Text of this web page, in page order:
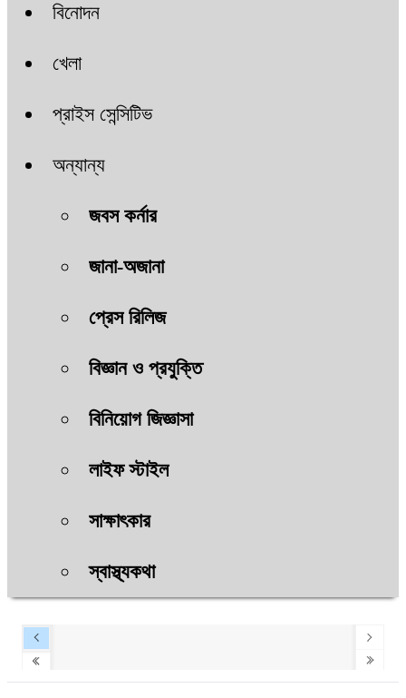
বিনোদন
খেলা
প্রাইস সেন্সিটিভ
অন্যান্য
জবস কর্নার
জানা-অজানা
প্রেস রিলিজ
বিজ্ঞান ও প্রযুক্তি
বিনিয়োগ জিজ্ঞাসা
লাইফ স্টাইল
সাক্ষাৎকার
স্বাস্থ্যকথা